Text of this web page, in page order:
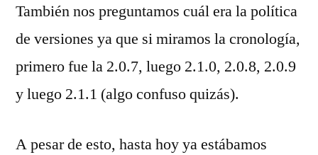
También nos preguntamos cuál era la política
de versiones ya que si miramos la cronología,
primero fue la 2.0.7, luego 2.1.0, 2.0.8, 2.0.9
y luego 2.1.1 (algo confuso quizás).
A pesar de esto, hasta hoy ya estábamos